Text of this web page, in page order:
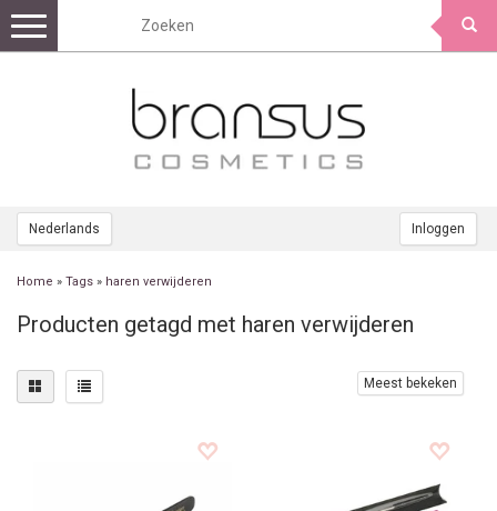
Nederlands Inloggen
Toggle
navigation
Home » Tags » haren verwijderen
Producten getagd met haren verwijderen
Meest bekeken